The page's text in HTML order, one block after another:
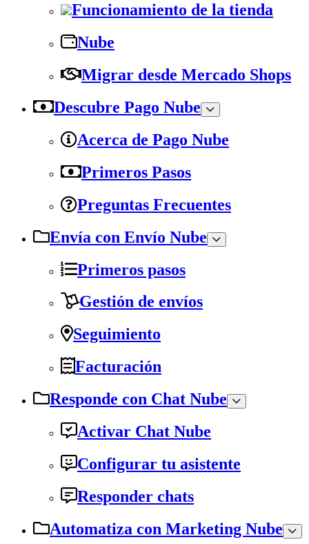
Funcionamiento de la tienda
Nube
Migrar desde Mercado Shops
Descubre Pago Nube
Acerca de Pago Nube
Primeros Pasos
Preguntas Frecuentes
Envía con Envío Nube
Primeros pasos
Gestión de envíos
Seguimiento
Facturación
Responde con Chat Nube
Activar Chat Nube
Configurar tu asistente
Responder chats
Automatiza con Marketing Nube